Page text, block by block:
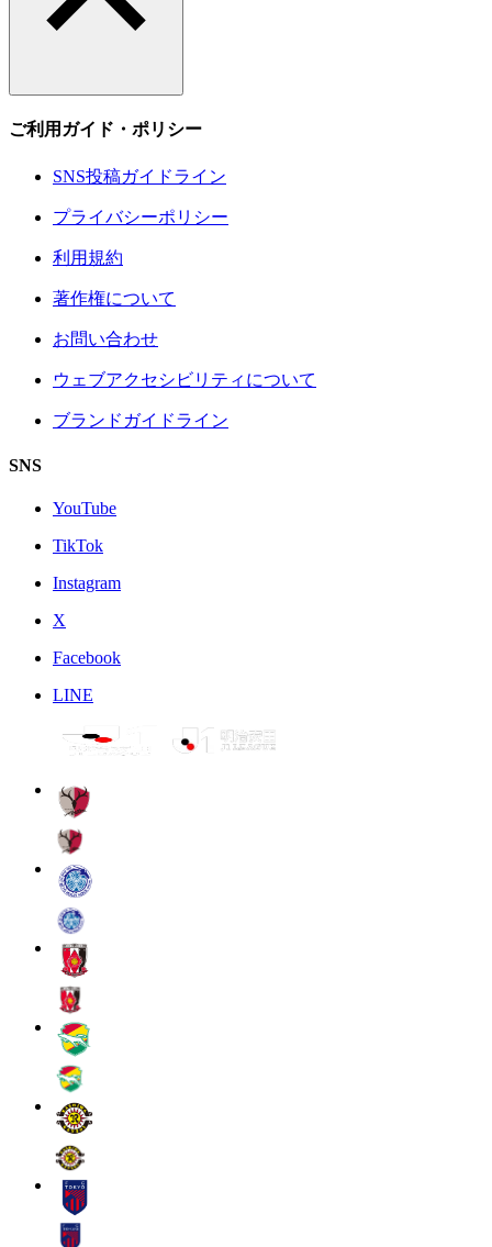
ご利用ガイド・ポリシー
SNS投稿ガイドライン
プライバシーポリシー
利用規約
著作権について
お問い合わせ
ウェブアクセシビリティについて
ブランドガイドライン
SNS
YouTube
TikTok
Instagram
X
Facebook
LINE